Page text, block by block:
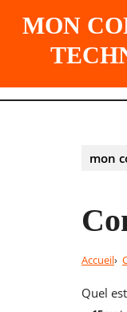
MON
mon
Accueil
Quel